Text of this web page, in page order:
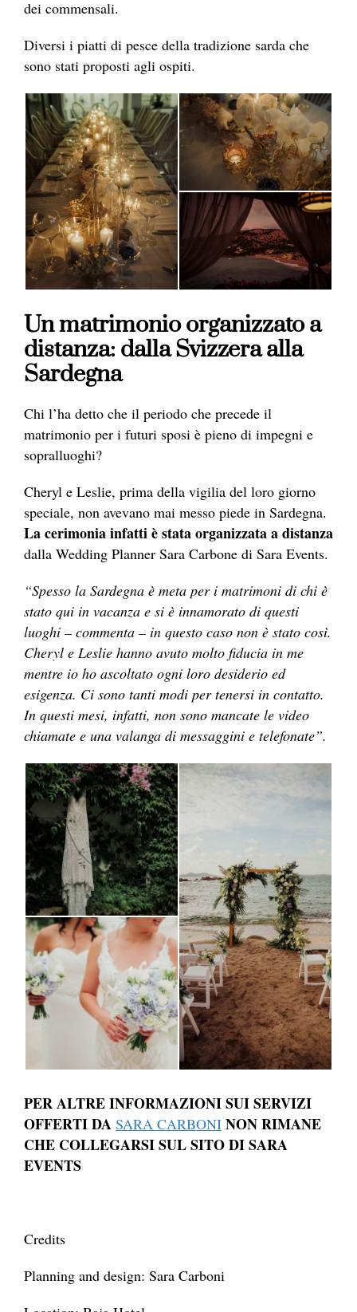
dei commensali.
Diversi i piatti di pesce della tradizione sarda che
sono stati proposti agli ospiti.
Un matrimonio organizzato a
distanza: dalla Svizzera alla
Sardegna
Chi l’ha detto che il periodo che precede il
matrimonio per i futuri sposi è pieno di impegni e
sopralluoghi?
Cheryl e Leslie, prima della vigilia del loro giorno
speciale, non avevano mai messo piede in Sardegna.
La cerimonia infatti è stata organizzata a distanza
dalla Wedding Planner Sara Carbone di Sara Events.
“Spesso la Sardegna è meta per i matrimoni di chi è
stato qui in vacanza e si è innamorato di questi
luoghi – commenta – in questo caso non è stato così.
Cheryl e Leslie hanno avuto molto fiducia in me
mentre io ho ascoltato ogni loro desiderio ed
esigenza. Ci sono tanti modi per tenersi in contatto.
In questi mesi, infatti, non sono mancate le video
chiamate e una valanga di messaggini e telefonate”.
PER ALTRE INFORMAZIONI SUI SERVIZI
OFFERTI DA SARA CARBONI NON RIMANE
CHE COLLEGARSI SUL SITO DI SARA
EVENTS
Credits
Planning and design: Sara Carboni